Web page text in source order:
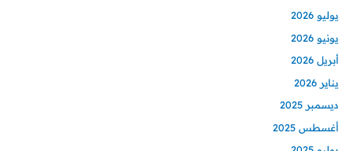
يوليو 2026
يونيو 2026
أبريل 2026
يناير 2026
ديسمبر 2025
أغسطس 2025